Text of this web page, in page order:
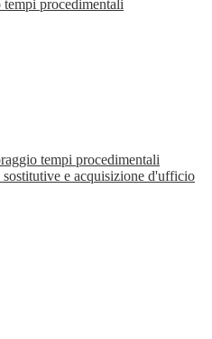
procedimentali
tempi procedimentali
e acquisizione d'ufficio